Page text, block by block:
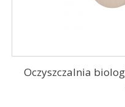
Oczyszczalnia